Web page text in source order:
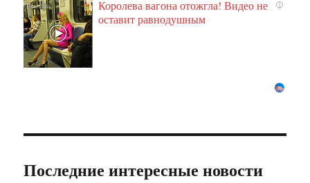
i
Королева вагона отожгла! Видео не
оставит равнодушным
Последние интересные новости